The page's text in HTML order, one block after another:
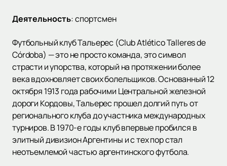
Деятельность:спортсмен
Футбольный клуб Тальерес (Club Atlético Talleres de
Córdoba) — это не просто команда, это символ
страсти и упорства, который на протяжении более
века вдохновляет своих болельщиков. Основанный 12
октября 1913 года рабочими Центральной железной
дороги Кордовы, Тальерес прошел долгий путь от
регионального клуба до участника международных
турниров. В 1970-е годы клуб впервые пробился в
элитный дивизион Аргентины и с тех пор стал
неотъемлемой частью аргентинского футбола.